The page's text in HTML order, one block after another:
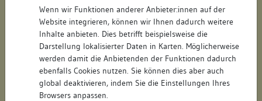
Wenn wir Funktionen anderer Anbieter:innen auf der
Website integrieren, können wir Ihnen dadurch weitere
Inhalte anbieten. Dies betrifft beispielsweise die
Darstellung lokalisierter Daten in Karten. Möglicherweise
werden damit die Anbietenden der Funktionen dadurch
ebenfalls Cookies nutzen. Sie können dies aber auch
global deaktivieren, indem Sie die Einstellungen Ihres
Browsers anpassen.
Postleitzahl: 78462
Stadt-Teilort: Konstanz
Regierungsbezirk: Freiburg
Konstanz (Landkreis)